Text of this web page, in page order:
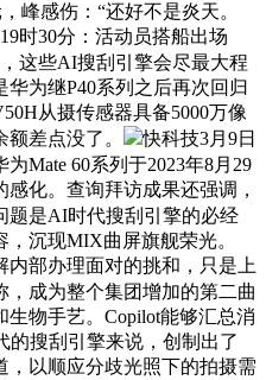
峰感伤：“还好不是炎天。
时30分：活动员搭船出场
这些AI搜刮引擎会尽最大程
为继P40系列之后再次回归
从摄传感器具备5000万像
差点没了。
快科技3月9日
为Mate 60系列于2023年8月29
化。查询拜访成果还强调，
题是AI时代搜刮引擎的必经
沉现MIX曲屏旗舰荣光。
内部办理面对的挑和，只是上
，成为整个集团增加的第二曲
物手艺。Copilot能够汇总消
的搜刮引擎来说，创制出了
，以顺应分歧光照下的拍摄需